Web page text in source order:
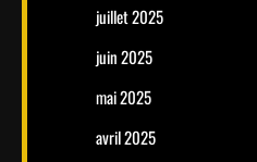
juillet 2025
juin 2025
mai 2025
avril 2025